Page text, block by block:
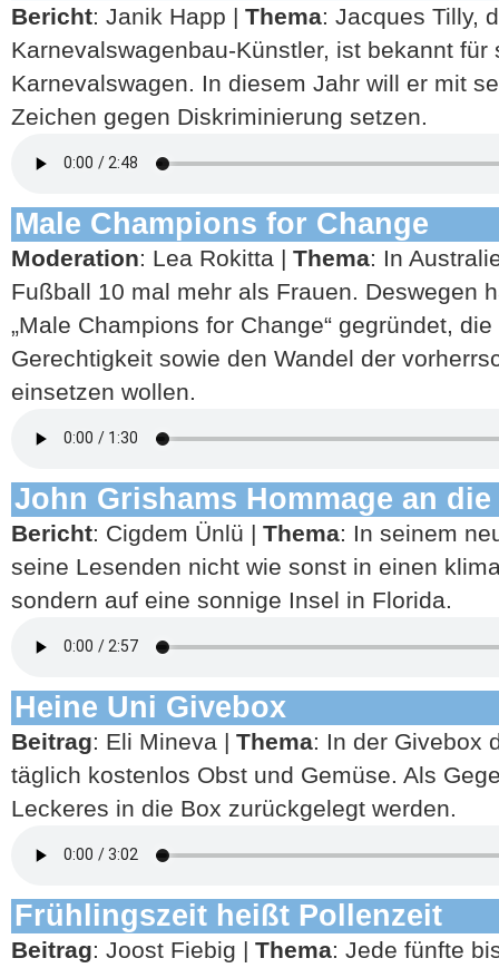
Bericht: Janik Happ | Thema: Jacques Tilly,
Karnevalswagenbau-Künstler, ist bekannt für
Karnevalswagen. In diesem Jahr will er mit
Zeichen gegen Diskriminierung setzen.
Male Champions for Change
Moderation: Lea Rokitta | Thema: In
Fußball 10 mal mehr als Frauen. Deswegen
„Male Champions for Change“ gegründet,
Gerechtigkeit sowie den Wandel der
einsetzen wollen.
John Grishams Hommage an
Bericht: Cigdem Ünlü | Thema: In seinem
seine Lesenden nicht wie sonst in einen
sondern auf eine sonnige Insel in Florida.
Heine Uni Givebox
Beitrag: Eli Mineva | Thema: In der Givebox
täglich kostenlos Obst und Gemüse. Als
Leckeres in die Box zurückgelegt werden.
Frühlingszeit heißt Pollenzeit
Beitrag: Joost Fiebig | Thema: Jede fünfte